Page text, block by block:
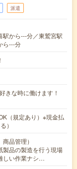
派遣
から---分／東鷲宮駅
ら---分
きな時に働けます！
（規定あり）※現金払
）
品管理）
製品の製造を行う現場
しい作業ナシ…